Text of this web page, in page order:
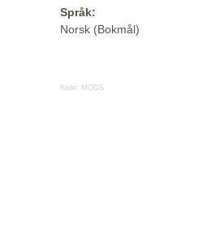
Språk:
Norsk (Bokmål)
Kilde: MODS